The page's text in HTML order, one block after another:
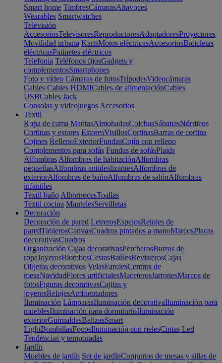
Smart home TimbresCámarasAltavoces
Wearables Smartwatches
Televisión
AccesoriosTelevisoresReproductoresAdaptadoresProyectores
Movilidad urbana KartsMotos eléctricasAccesoriosBicicletas
eléctricasPatinetes eléctricos
Telefonía Teléfonos fijosGadgets y
complementosSmartphones
Foto y vídeo Cámaras de fotosTrípodesVideocámaras
Cables Cables HDMICables de alimentaciónCables
USBCables Jack
Consolas y videojuegos Accesorios
Textil
Ropa de cama MantasAlmohadasColchasSábanasNórdicos
Cortinas y estores EstoresVisillosCortinasBarras de cortina
Cojines RellenoExteriorFundasCojín con relleno
Complementos para sofás Fundas de sofásPlaids
Alfombras Alfombras de habitaciónAlfombras
pequeñasAlfombras antideslizantesAlfombras de
exteriorAlfombras de bañoAlfombras de salónAlfombras
infantiles
Textil baño AlbornocesToallas
Textil cocina MantelesServilletas
Decoración
Decoración de pared LetrerosEspejosRelojes de
paredTablerosCanvasCuadros pintados a manoMarcosPlacas
decorativasCuadros
Organización Cajas decorativasPercherosBurros de
ropaJoyerosBiombosCestasBaúlesRevisterosCajas
Objetos decorativos VelasFarolesCentros de
mesaNavidadFlores artificialesMaceterosJarronesMarcos de
fotosFiguras decorativasCajitas y
joyerosRelojesAmbientadores
Iluminación LámparasIluminación decorativaIluminación para
mueblesIluminación para dormitorioIluminación
exteriorGuirnaldasBalizasSmart
LightBombillasFocosIluminación con rielesCintas Led
Tendencias y temporadas
Jardín
Muebles de jardín Set de jardínConjuntos de mesas y sillas de